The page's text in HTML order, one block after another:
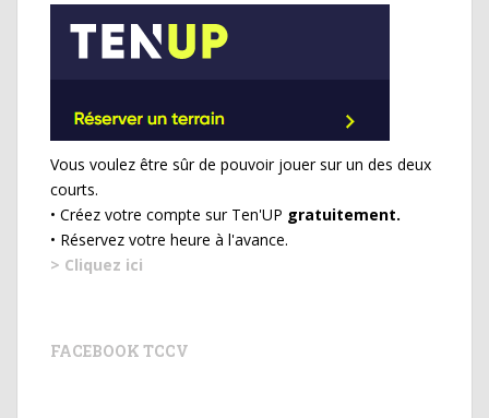
Vous voulez être sûr de pouvoir jouer sur un des deux
courts.
• Créez votre compte sur Ten'UP gratuitement.
• Réservez votre heure à l'avance.
> Cliquez ici
FACEBOOK TCCV